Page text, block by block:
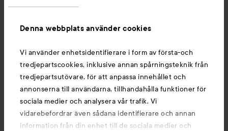
Denna webbplats använder cookies
Vi använder enhetsidentifierare i form av första-och
tredjepartscookies, inklusive annan spårningsteknik från
tredjepartsutövare, för att anpassa innehållet och
annonserna till användarna, tillhandahålla funktioner för
sociala medier och analysera vår trafik. Vi
vidarebefordrar även sådana identifierare och annan
information från din enhet till de sociala medier och
Du kanske också gillar